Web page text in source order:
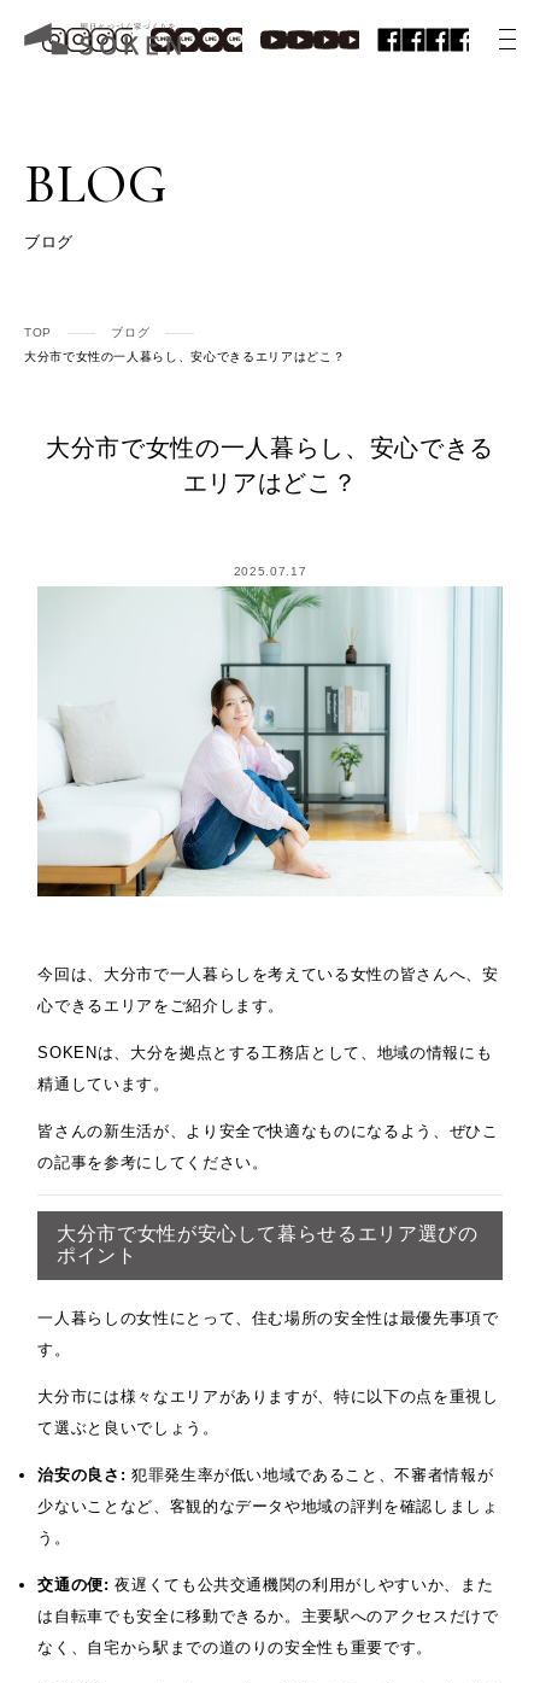
BLOG
ブログ
TOP
ブログ
大分市で女性の一人暮らし、安心できるエリアはどこ？
大分市で女性の一人暮らし、安心できる
エリアはどこ？
2025.07.17
今回は、大分市で一人暮らしを考えている女性の皆さんへ、安
心できるエリアをご紹介します。
SOKENは、大分を拠点とする工務店として、地域の情報にも
精通しています。
皆さんの新生活が、より安全で快適なものになるよう、ぜひこ
の記事を参考にしてください。
大分市で女性が安心して暮らせるエリア選びの
ポイント
一人暮らしの女性にとって、住む場所の安全性は最優先事項で
す。
大分市には様々なエリアがありますが、特に以下の点を重視し
て選ぶと良いでしょう。
治安の良さ: 犯罪発生率が低い地域であること、不審者情報が
少ないことなど、客観的なデータや地域の評判を確認しましょ
う。
交通の便: 夜遅くても公共交通機関の利用がしやすいか、また
は自転車でも安全に移動できるか。主要駅へのアクセスだけで
なく、自宅から駅までの道のりの安全性も重要です。